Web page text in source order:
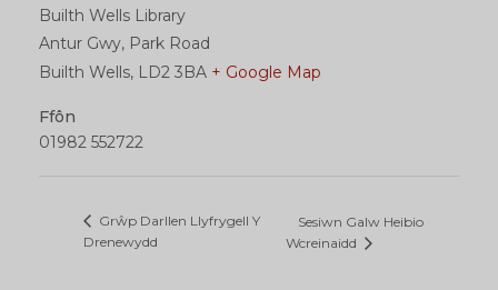
Builth Wells Library
Antur Gwy, Park Road
Builth Wells, LD2 3BA + Google Map
Ffôn
01982 552722
Grŵp Darllen Llyfrygell Y
Drenewydd
Sesiwn Galw Heibio
Wcreinaidd